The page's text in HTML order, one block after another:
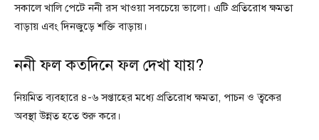
সকালে খালি পেটে ননী রস খাওয়া সবচেয়ে ভালো। এটি প্রতিরোধ ক্ষমতা
বাড়ায় এবং দিনজুড়ে শক্তি বাড়ায়।
ননী ফল কতদিনে ফল দেখা যায়?
নিয়মিত ব্যবহারে ৪-৬ সপ্তাহের মধ্যে প্রতিরোধ ক্ষমতা, পাচন ও ত্বকের
অবস্থা উন্নত হতে শুরু করে।